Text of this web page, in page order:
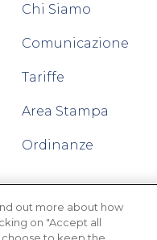
Chi Siamo
Comunicazione
Tariffe
Area Stampa
Ordinanze
out more about how
on "Accept all